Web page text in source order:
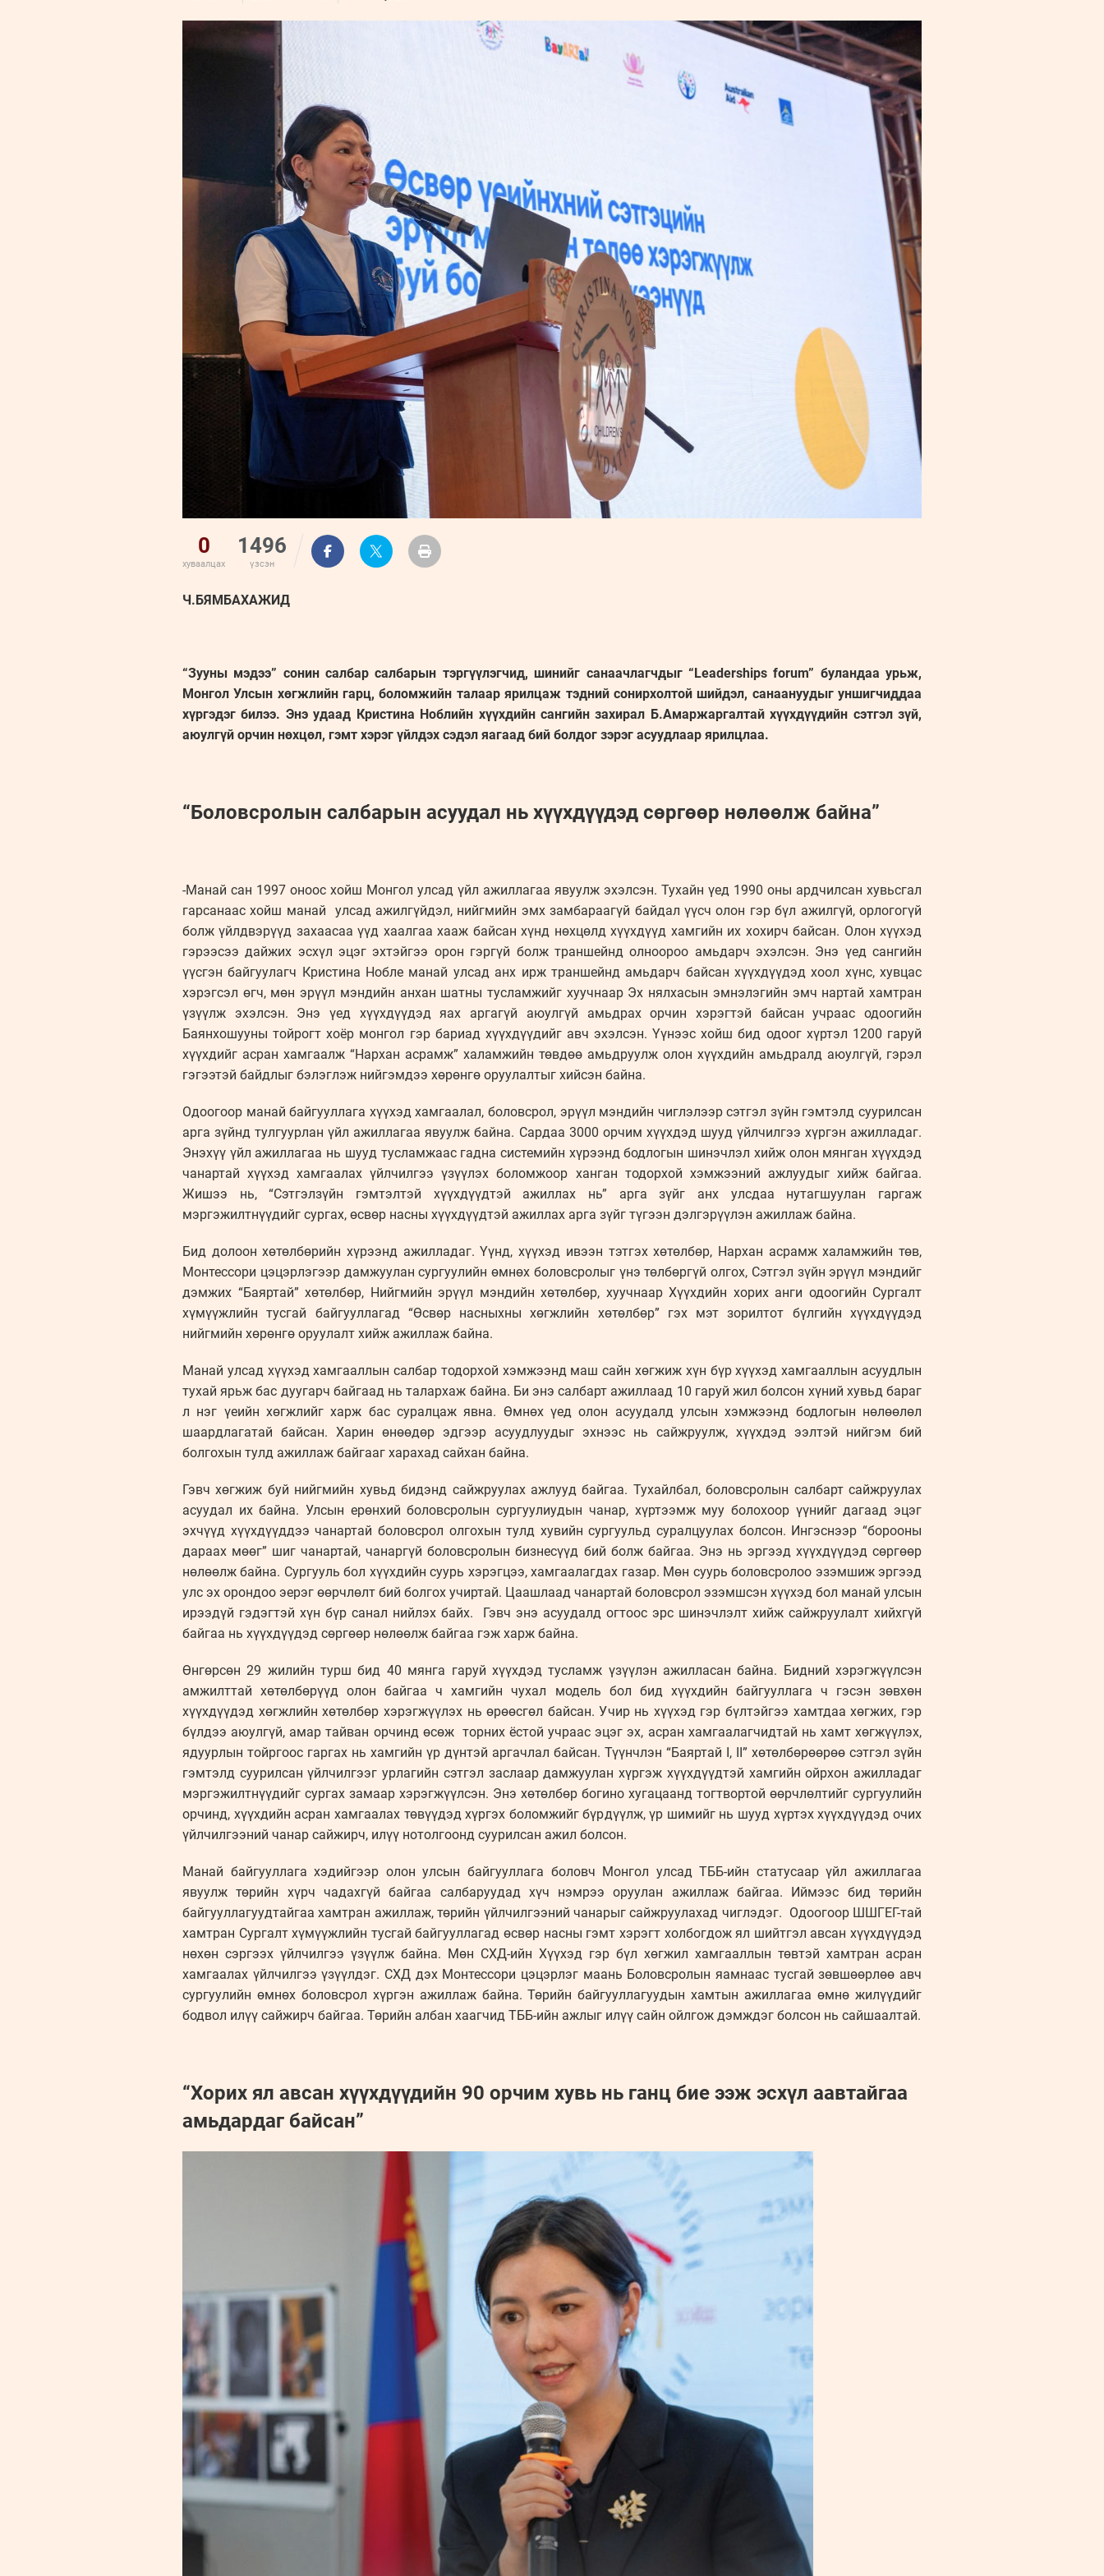
0
хуваалцах
1496
үзсэн
Ч.БЯМБАХАЖИД
“Зууны мэдээ” сонин салбар салбарын тэргүүлэгчид, шинийг санаачлагчдыг “Leaderships forum” буландаа урьж,
Монгол Улсын хөгжлийн гарц, боломжийн талаар ярилцаж тэдний сонирхолтой шийдэл, санаануудыг уншигчиддаа
хүргэдэг билээ. Энэ удаад Кристина Ноблийн хүүхдийн сангийн захирал Б.Амаржаргалтай хүүхдүүдийн сэтгэл зүй,
аюулгүй орчин нөхцөл, гэмт хэрэг үйлдэх сэдэл яагаад бий болдог зэрэг асуудлаар ярилцлаа.
“Боловсролын салбарын асуудал нь хүүхдүүдэд сөргөөр нөлөөлж байна”
-Манай сан 1997 оноос хойш Монгол улсад үйл ажиллагаа явуулж эхэлсэн. Тухайн үед 1990 оны ардчилсан хувьсгал
гарсанаас хойш манай улсад ажилгүйдэл, нийгмийн эмх замбараагүй байдал үүсч олон гэр бүл ажилгүй, орлогогүй
болж үйлдвэрүүд захаасаа үүд хаалгаа хааж байсан хүнд нөхцөлд хүүхдүүд хамгийн их хохирч байсан. Олон хүүхэд
гэрээсээ дайжих эсхүл эцэг эхтэйгээ орон гэргүй болж траншейнд олноороо амьдарч эхэлсэн. Энэ үед сангийн
үүсгэн байгуулагч Кристина Нобле манай улсад анх ирж траншейнд амьдарч байсан хүүхдүүдэд хоол хүнс, хувцас
хэрэгсэл өгч, мөн эрүүл мэндийн анхан шатны тусламжийг хуучнаар Эх нялхасын эмнэлэгийн эмч нартай хамтран
үзүүлж эхэлсэн. Энэ үед хүүхдүүдэд яах аргагүй аюулгүй амьдрах орчин хэрэгтэй байсан учраас одоогийн
Баянхошууны тойрогт хоёр монгол гэр бариад хүүхдүүдийг авч эхэлсэн. Үүнээс хойш бид одоог хүртэл 1200 гаруй
хүүхдийг асран хамгаалж “Нархан асрамж” халамжийн төвдөө амьдруулж олон хүүхдийн амьдралд аюулгүй, гэрэл
гэгээтэй байдлыг бэлэглэж нийгэмдээ хөрөнгө оруулалтыг хийсэн байна.
Одоогоор манай байгууллага хүүхэд хамгаалал, боловсрол, эрүүл мэндийн чиглэлээр сэтгэл зүйн гэмтэлд суурилсан
арга зүйнд тулгуурлан үйл ажиллагаа явуулж байна. Сардаа 3000 орчим хүүхдэд шууд үйлчилгээ хүргэн ажилладаг.
Энэхүү үйл ажиллагаа нь шууд тусламжаас гадна системийн хүрээнд бодлогын шинэчлэл хийж олон мянган хүүхдэд
чанартай хүүхэд хамгаалах үйлчилгээ үзүүлэх боломжоор ханган тодорхой хэмжээний ажлуудыг хийж байгаа.
Жишээ нь, “Сэтгэлзүйн гэмтэлтэй хүүхдүүдтэй ажиллах нь” арга зүйг анх улсдаа нутагшуулан гаргаж
мэргэжилтнүүдийг сургах, өсвөр насны хүүхдүүдтэй ажиллах арга зүйг түгээн дэлгэрүүлэн ажиллаж байна.
Бид долоон хөтөлбөрийн хүрээнд ажилладаг. Үүнд, хүүхэд ивээн тэтгэх хөтөлбөр, Нархан асрамж халамжийн төв,
Монтессори цэцэрлэгээр дамжуулан сургуулийн өмнөх боловсролыг үнэ төлбөргүй олгох, Сэтгэл зүйн эрүүл мэндийг
дэмжих “Баяртай” хөтөлбөр, Нийгмийн эрүүл мэндийн хөтөлбөр, хуучнаар Хүүхдийн хорих анги одоогийн Сургалт
хүмүүжлийн тусгай байгууллагад “Өсвөр насныхны хөгжлийн хөтөлбөр” гэх мэт зорилтот бүлгийн хүүхдүүдэд
нийгмийн хөрөнгө оруулалт хийж ажиллаж байна.
Манай улсад хүүхэд хамгааллын салбар тодорхой хэмжээнд маш сайн хөгжиж хүн бүр хүүхэд хамгааллын асуудлын
тухай ярьж бас дуугарч байгаад нь талархаж байна. Би энэ салбарт ажиллаад 10 гаруй жил болсон хүний хувьд бараг
л нэг үеийн хөгжлийг харж бас суралцаж явна. Өмнөх үед олон асуудалд улсын хэмжээнд бодлогын нөлөөлөл
шаардлагатай байсан. Харин өнөөдөр эдгээр асуудлуудыг эхнээс нь сайжруулж, хүүхдэд ээлтэй нийгэм бий
болгохын тулд ажиллаж байгааг харахад сайхан байна.
Гэвч хөгжиж буй нийгмийн хувьд бидэнд сайжруулах ажлууд байгаа. Тухайлбал, боловсролын салбарт сайжруулах
асуудал их байна. Улсын ерөнхий боловсролын сургуулиудын чанар, хүртээмж муу болохоор үүнийг дагаад эцэг
эхчүүд хүүхдүүддээ чанартай боловсрол олгохын тулд хувийн сургуульд суралцуулах болсон. Ингэснээр “борооны
дараах мөөг” шиг чанартай, чанаргүй боловсролын бизнесүүд бий болж байгаа. Энэ нь эргээд хүүхдүүдэд сөргөөр
нөлөөлж байна. Сургууль бол хүүхдийн суурь хэрэгцээ, хамгаалагдах газар. Мөн суурь боловсролоо эзэмшиж эргээд
улс эх орондоо эерэг өөрчлөлт бий болгох учиртай. Цаашлаад чанартай боловсрол эзэмшсэн хүүхэд бол манай улсын
ирээдүй гэдэгтэй хүн бүр санал нийлэх байх. Гэвч энэ асуудалд огтоос эрс шинэчлэлт хийж сайжруулалт хийхгүй
байгаа нь хүүхдүүдэд сөргөөр нөлөөлж байгаа гэж харж байна.
Өнгөрсөн 29 жилийн турш бид 40 мянга гаруй хүүхдэд тусламж үзүүлэн ажилласан байна. Бидний хэрэгжүүлсэн
амжилттай хөтөлбөрүүд олон байгаа ч хамгийн чухал модель бол бид хүүхдийн байгууллага ч гэсэн зөвхөн
хүүхдүүдэд хөгжлийн хөтөлбөр хэрэгжүүлэх нь өрөөсгөл байсан. Учир нь хүүхэд гэр бүлтэйгээ хамтдаа хөгжих, гэр
бүлдээ аюулгүй, амар тайван орчинд өсөж торних ёстой учраас эцэг эх, асран хамгаалагчидтай нь хамт хөгжүүлэх,
ядуурлын тойргоос гаргах нь хамгийн үр дүнтэй аргачлал байсан. Түүнчлэн “Баяртай I, II” хөтөлбөрөөрөө сэтгэл зүйн
гэмтэлд суурилсан үйлчилгээг урлагийн сэтгэл заслаар дамжуулан хүргэж хүүхдүүдтэй хамгийн ойрхон ажилладаг
мэргэжилтнүүдийг сургах замаар хэрэгжүүлсэн. Энэ хөтөлбөр богино хугацаанд тогтвортой өөрчлөлтийг сургуулийн
орчинд, хүүхдийн асран хамгаалах төвүүдэд хүргэх боломжийг бүрдүүлж, үр шимийг нь шууд хүртэх хүүхдүүдэд очих
үйлчилгээний чанар сайжирч, илүү нотолгоонд суурилсан ажил болсон.
Манай байгууллага хэдийгээр олон улсын байгууллага боловч Монгол улсад ТББ-ийн статусаар үйл ажиллагаа
явуулж төрийн хүрч чадахгүй байгаа салбаруудад хүч нэмрээ оруулан ажиллаж байгаа. Иймээс бид төрийн
байгууллагуудтайгаа хамтран ажиллаж, төрийн үйлчилгээний чанарыг сайжруулахад чиглэдэг. Одоогоор ШШГЕГ-тай
хамтран Сургалт хүмүүжлийн тусгай байгууллагад өсвөр насны гэмт хэрэгт холбогдож ял шийтгэл авсан хүүхдүүдэд
нөхөн сэргээх үйлчилгээ үзүүлж байна. Мөн СХД-ийн Хүүхэд гэр бүл хөгжил хамгааллын төвтэй хамтран асран
хамгаалах үйлчилгээ үзүүлдэг. СХД дэх Монтессори цэцэрлэг маань Боловсролын яамнаас тусгай зөвшөөрлөө авч
сургуулийн өмнөх боловсрол хүргэн ажиллаж байна. Төрийн байгууллагуудын хамтын ажиллагаа өмнө жилүүдийг
бодвол илүү сайжирч байгаа. Төрийн албан хаагчид ТББ-ийн ажлыг илүү сайн ойлгож дэмждэг болсон нь сайшаалтай.
“Хорих ял авсан хүүхдүүдийн 90 орчим хувь нь ганц бие ээж эсхүл аавтайгаа
амьдардаг байсан”